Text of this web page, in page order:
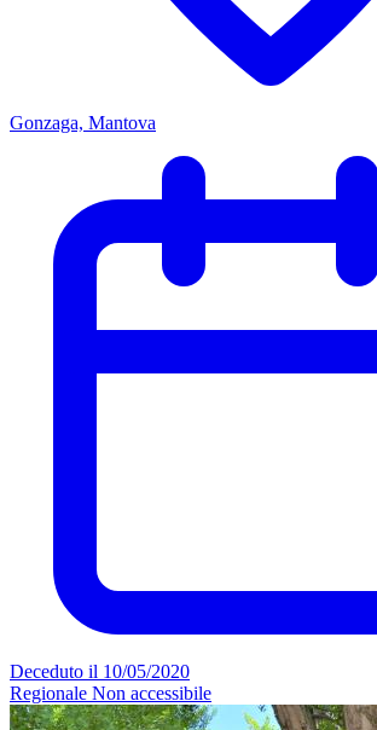
Gonzaga, Mantova
Deceduto il 10/05/2020
Regionale Non accessibile